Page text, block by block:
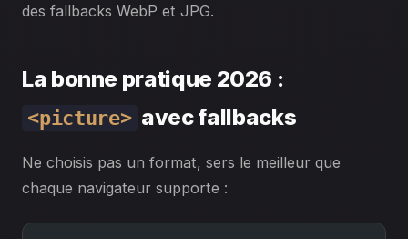
des fallbacks WebP et JPG.
La bonne pratique 2026 :
<picture> avec fallbacks
Ne choisis pas un format, sers le meilleur que
chaque navigateur supporte :